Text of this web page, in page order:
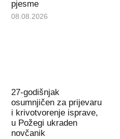
pjesme
08.08.2026
27-godišnjak
osumnjičen za prijevaru
i krivotvorenje isprave,
u Požegi ukraden
novčanik